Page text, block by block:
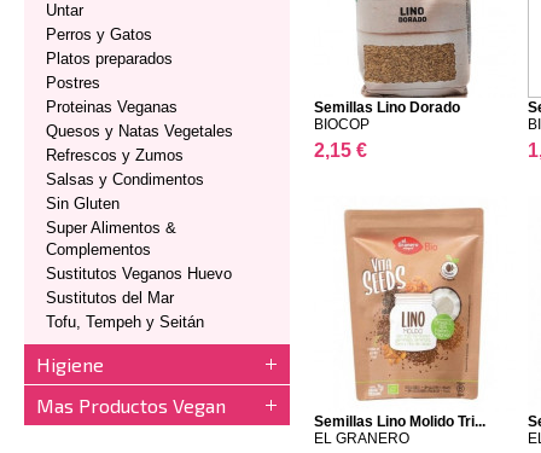
Untar
Perros y Gatos
Platos preparados
Postres
Proteinas Veganas
Quesos y Natas Vegetales
Refrescos y Zumos
Salsas y Condimentos
Sin Gluten
Super Alimentos &
Complementos
Sustitutos Veganos Huevo
Sustitutos del Mar
Tofu, Tempeh y Seitán
Higiene
Mas Productos Vegan
Semillas Lino Dorado
BIOCOP
2,15 €
Semillas Lino Molido Tri...
EL GRANERO